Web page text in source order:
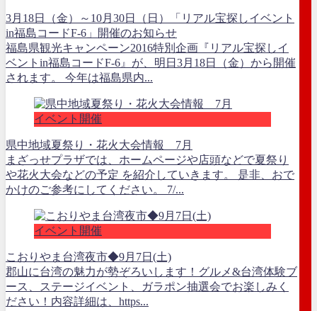
3月18日（金）～10月30日（日）「リアル宝探しイベント
in福島コードF-6」開催のお知らせ
福島県観光キャンペーン2016特別企画『リアル宝探しイ
ベントin福島コードF-6』が、明日3月18日（金）から開催
されます。 今年は福島県内...
イベント開催
県中地域夏祭り・花火大会情報 7月
まざっせプラザでは、ホームページや店頭などで夏祭り
や花火大会などの予定 を紹介していきます。 是非、おで
かけのご参考にしてください。 7/...
イベント開催
こおりやま台湾夜市◆9月7日(土)
郡山に台湾の魅力が勢ぞろいします！グルメ&台湾体験ブ
ース、ステージイベント、ガラポン抽選会でお楽しみく
ださい！内容詳細は、https...